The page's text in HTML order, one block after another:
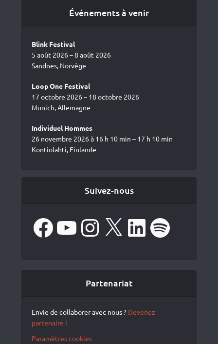
Événements à venir
Blink Festival
5 août 2026 – 8 août 2026
Sandnes, Norvège
Loop One Festival
17 octobre 2026 – 18 octobre 2026
Munich, Allemagne
Individuel Hommes
26 novembre 2026 à 16 h 10 min – 17 h 10 min
Kontiolahti, Finlande
Suivez-nous
FacebookYouTube Instagram LinkedIn Spotify
Partenariat
Envie de collaborer avec nous ? Devenez
partenaire !
Paramètres cookies